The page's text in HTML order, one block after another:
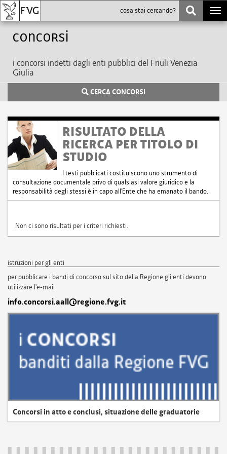
Concorsi
i concorsi indetti dagli enti pubblici del Friuli Venezia
Giulia
CERCA CONCORSI
RISULTATO DELLA
RICERCA PER TITOLO DI
STUDIO
I testi pubblicati costituiscono uno strumento di
consultazione documentale privo di qualsiasi valore giuridico e la
responsabilità degli stessi è in capo all'Ente che ha emanato il bando.
Non ci sono risultati per i criteri richiesti.
istruzioni per gli enti
per pubblicare i bandi di concorso sul sito della Regione gli enti devono
utilizzare l'e-mail
info.concorsi.aall@regione.fvg.it
Concorsi in atto e conclusi, situazione delle graduatorie